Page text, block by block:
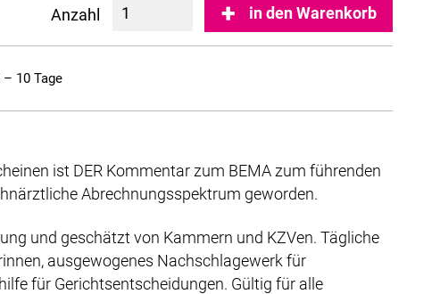
Anzahl in den Warenkorb
10 Tage
ist DER Kommentar zum BEMA zum führenden
Abrechnungsspektrum geworden.
und geschätzt von Kammern und KZVen. Tägliche
ausgewogenes Nachschlagewerk für
für Gerichtsentscheidungen. Gültig für alle